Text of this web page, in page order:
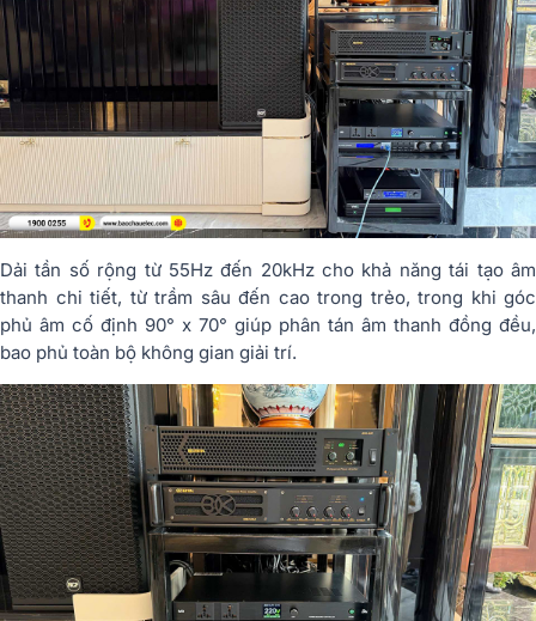
Dải tần số rộng từ 55Hz đến 20kHz cho khả năng tái tạo âm
thanh chi tiết, từ trầm sâu đến cao trong trẻo, trong khi góc
phủ âm cố định 90° x 70° giúp phân tán âm thanh đồng đều,
bao phủ toàn bộ không gian giải trí.